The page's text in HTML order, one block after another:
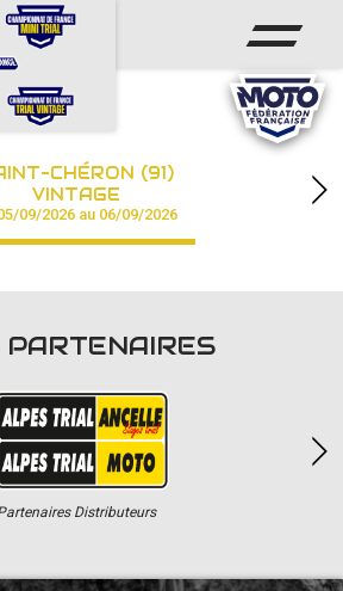
CHÉRON (91)
VINTAGE
09/2026 au 06/09/2026
PARTENAIRES
Distributeurs